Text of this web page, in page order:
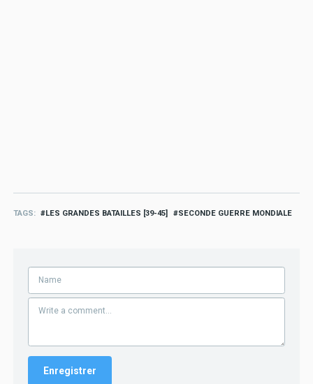
TAGS LES GRANDES BATAILLES [39-45] SECONDE GUERRE MONDIALE